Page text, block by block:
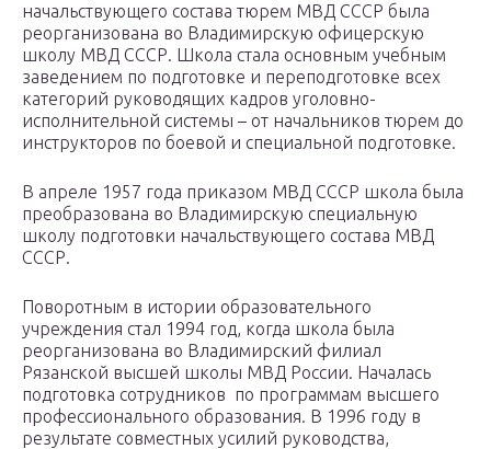
начальствующего состава тюрем МВД СССР была
реорганизована во Владимирскую офицерскую
школу МВД СССР. Школа стала основным учебным
заведением по подготовке и переподготовке всех
категорий руководящих кадров уголовно-
исполнительной системы – от начальников тюрем до
инструкторов по боевой и специальной подготовке.
В апреле 1957 года приказом МВД СССР школа была
преобразована во Владимирскую специальную
школу подготовки начальствующего состава МВД
СССР.
Поворотным в истории образовательного
учреждения стал 1994 год, когда школа была
реорганизована во Владимирский филиал
Рязанской высшей школы МВД России. Началась
подготовка сотрудников по программам высшего
профессионального образования. В 1996 году в
результате совместных усилий руководства,